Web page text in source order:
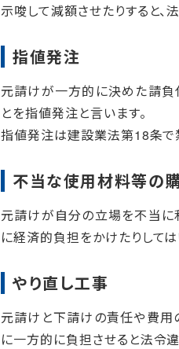
示唆して減額させたりすると、
指値発注
元請けが一方的に決めた請負
とを指値発注と言います。
指値発注は建設業法第18条で
不当な使用材料等の
元請けが自分の立場を不当に
に経済的負担をかけたりして
やり直し工事
元請けと下請けの責任や費用
に一方的に負担させると法令